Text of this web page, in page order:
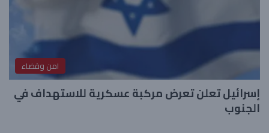
امن وقضاء
إسرائيل تعلن تعرض مركبة عسكرية للاستهداف في
الجنوب